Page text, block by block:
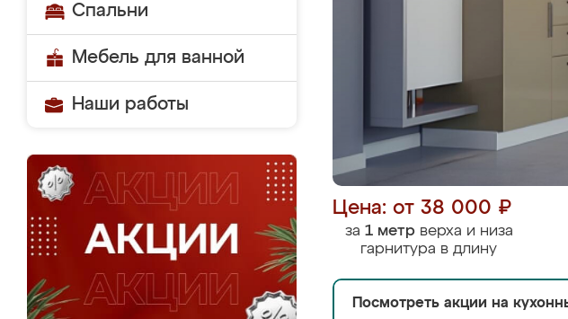
Спальни
Мебель для ванной
Наши работы
Цена: от 38 000 ₽
за 1 метрверха и низа
гарнитура в длину
Посмотреть акции на